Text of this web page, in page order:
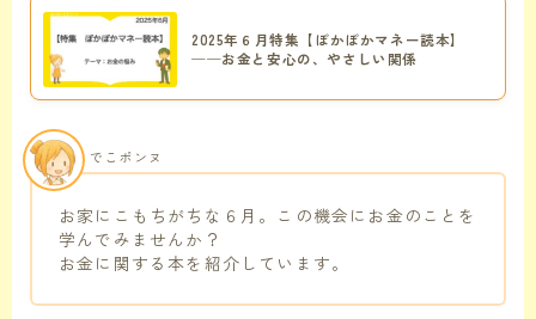
2025年６月特集【ぽかぽかマネー読本】
──お金と安心の、やさしい関係
お家にこもちがちな６月。この機会にお金のことを
学んでみませんか？
お金に関する本を紹介しています。
でこポンヌ